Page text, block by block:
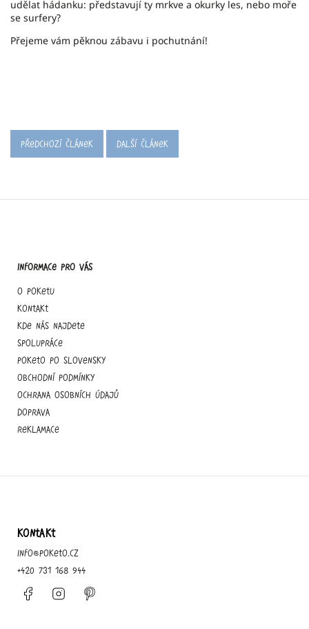
udělat hádanku: představují ty mrkve a okurky les, nebo moře
se surfery?
Přejeme vám pěknou zábavu i pochutnání!
Předchozí článek Další článek
Informace pro vás
O Poketu
Kontakt
Kde nás najdete
Spolupráce
Poketo po slovensky
Obchodní podmínky
Ochrana osobních údajů
Doprava
Reklamace
KONTAKT
info@poketo.cz
+420 731 168 944
Facebook Instagram